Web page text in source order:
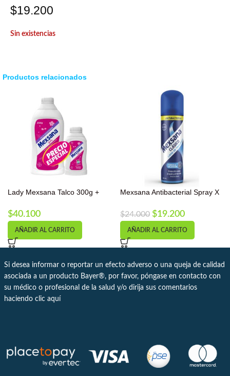
$19.200
Sin existencias
Productos relacionados
Lady Mexsana Talco 300g +
$40.100
AÑADIR AL CARRITO
Mexsana Antibacterial Spray X
$24.000 $19.200
AÑADIR AL CARRITO
Si desea informar o reportar un efecto adverso o una queja de calidad
asociada a un producto Bayer®, por favor, póngase en contacto con
su médico o profesional de la salud y/o dirija sus comentarios
haciendo clic aquí